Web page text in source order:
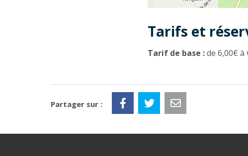
Tarifs et
Tarif de base :de 6,00€ à
Partager sur :